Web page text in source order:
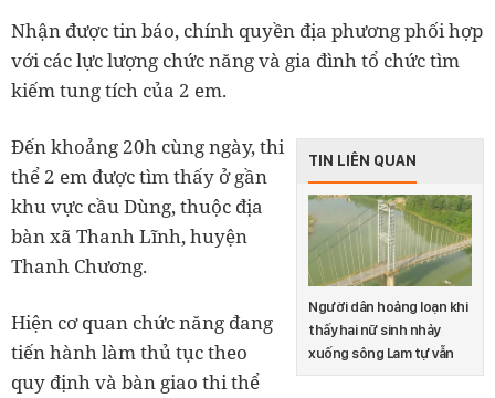
Nhận được tin báo, chính quyền địa phương phối hợp
với các lực lượng chức năng và gia đình tổ chức tìm
kiếm tung tích của 2 em.
TIN LIÊN QUAN
Người dân hoảng loạn khi
thấy hai nữ sinh nhảy
xuống sông Lam tự vẫn
Đến khoảng 20h cùng ngày, thi
thể 2 em được tìm thấy ở gần
khu vực cầu Dùng, thuộc địa
bàn xã Thanh Lĩnh, huyện
Thanh Chương.
Hiện cơ quan chức năng đang
tiến hành làm thủ tục theo
quy định và bàn giao thi thể